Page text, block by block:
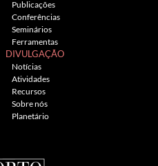
Publicações
Conferências
Seminários
Ferramentas
DIVULGAÇÃO
Notícias
Atividades
Recursos
Sobre nós
Planetário